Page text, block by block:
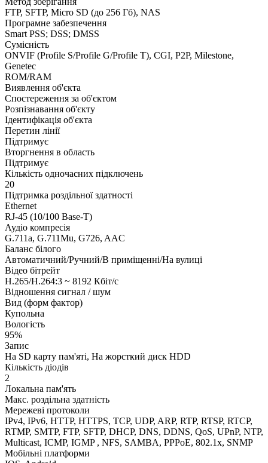
FTP, SFTP, Micro SD (до 256 Гб), NAS
Програмне забезпечення
Smart PSS; DSS; DMSS
Сумісність
ONVIF (Profile S/Profile G/Profile T), CGI, P2P, Milestone,
Genetec
ROM/RAM
Виявлення об'єкта
Спостереження за об'єктом
Розпізнавання об'єкту
Ідентифікація об'єкта
Перетин лінії
Підтримує
Вторгнення в область
Підтримує
Кількість одночасних підключень
20
Підтримка роздільної здатності
Ethernet
RJ-45 (10/100 Base-T)
Аудіо компресія
G.711a, G.711Mu, G726, AAC
Баланс білого
Автоматичний/Ручний/В приміщенні/На вулиці
Відео бітрейт
H.265/H.264:3 ~ 8192 Кбіт/с
Відношення сигнал / шум
Вид (форм фактор)
Купольна
Вологість
95%
Запис
На SD карту пам'яті, На жорсткий диск HDD
Кількість діодів
2
Локальна пам'ять
Макс. роздільна здатність
Мережеві протоколи
IPv4, IPv6, HTTP, HTTPS, TCP, UDP, ARP, RTP, RTSP, RTCP,
RTMP, SMTP, FTP, SFTP, DHCP, DNS, DDNS, QoS, UPnP, NTP,
Multicast, ICMP, IGMP , NFS, SAMBA, PPPoE, 802.1x, SNMP
Мобільні платформи